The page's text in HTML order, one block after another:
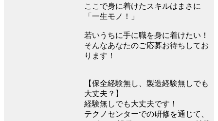
ここで身に着けたスキルはまさに
「一生モノ！」
若いうちに手に職を身に着けたい！
そんなあなたのご応募お待ちしてお
ります！
【保全経験無し、製造経験無しでも
大丈夫？】
経験無しでも大丈夫です！
テクノセンターでの研修を通じて、